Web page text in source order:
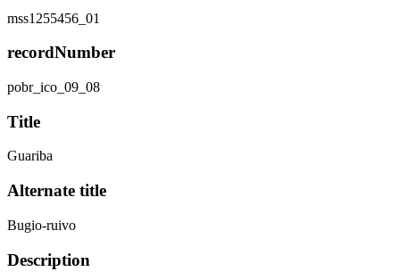
mss1255456_01
recordNumber
pobr_ico_09_08
Title
Guariba
Alternate title
Bugio-ruivo
Description